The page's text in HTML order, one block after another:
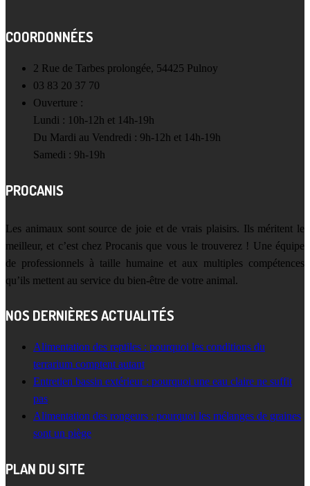
COORDONNÉES
2 Rue de Tarbes prolongée, 54425 Pulnoy
03 83 20 37 70
Ouverture :
Lundi : 10h-12h et 14h-19h
Du Mardi au Vendredi : 9h-12h et 14h-19h
Samedi : 9h-19h
PROCANIS
Les animaux sont source de joie et de vrais plaisirs. Ils méritent le
meilleur, et c’est chez Procanis que vous le trouverez ! Une équipe
de professionnels à taille humaine et aux multiples compétences
qu’ils mettent au service du bien-être de votre animal.
NOS DERNIÈRES ACTUALITÉS
Alimentation des reptiles : pourquoi les conditions du
terrarium comptent autant
Entretien bassin extérieur : pourquoi une eau claire ne suffit
pas
Alimentation des rongeurs : pourquoi les mélanges de graines
sont un piège
PLAN DU SITE